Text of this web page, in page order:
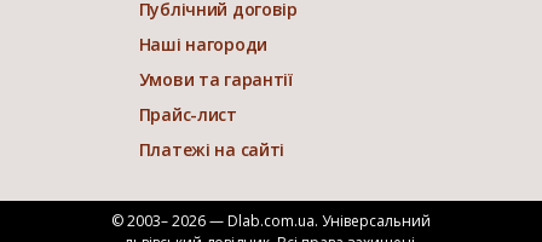
Публічний договір
Наші нагороди
Умови та гарантії
Прайс-лист
Платежі на сайті
© 2003– 2026 — Dlab.com.ua. Універсальний